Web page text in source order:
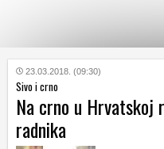
KATEGORIJE
HRVATSKI
WEB
23.03.2018. (09:30)
Sivo i crno
Na crno u Hrvatskoj
radnika